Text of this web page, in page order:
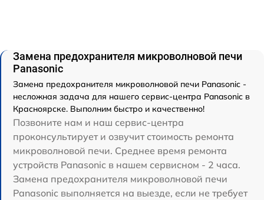
Замена предохранителя микроволновой печи
Panasonic
Замена предохранителя микроволновой печи Panasonic -
несложная задача для нашего сервис-центра Panasonic в
Красноярске. Выполним быстро и качественно!
Позвоните нам и наш сервис-центра
проконсультирует и озвучит стоимость ремонта
микроволновой печи. Среднее время ремонта
устройств Panasonic в нашем сервисном - 2 часа.
Замена предохранителя микроволновой печи
Panasonic выполняется на выезде, если не требует